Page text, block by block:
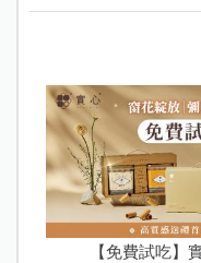
【免費試吃】